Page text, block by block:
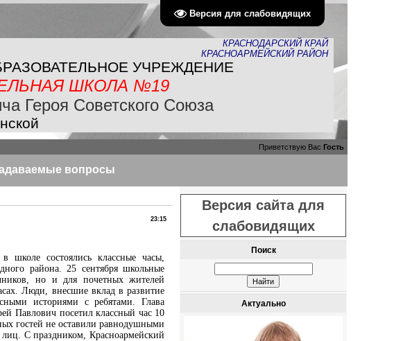
Версия для слабовидящих
КРАСНОДАРСКИЙ КРАЙ
КРАСНОАРМЕЙСКИЙ РАЙОН
УЧРЕЖДЕНИЕ
ШКОЛА №19
Героя Советского Союза
Приветствую Вас Гость
вопросы
23:15
школе состоялись классные часы,
района. 25 сентября школьные
но и для почетных жителей
Люди, внесшие вклад в развитие
историями с ребятами. Глава
Павлович посетил классный час 10
гостей не оставили равнодушными
С праздником, Красноармейский
Версия сайта для
слабовидящих
Поиск
Актуально